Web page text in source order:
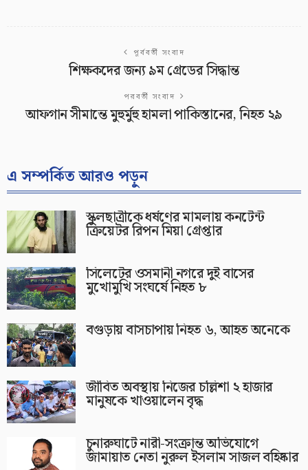
পূর্ববর্তী সংবাদ
শিক্ষকদের জন্য ৯ম গ্রেডের সিদ্ধান্ত
পরবর্তী সংবাদ
আফগান সীমান্তে মুহুর্মুহু হামলা পাকিস্তানের, নিহত ২৯
এ সম্পর্কিত আরও পড়ুন
স্কুলছাত্রীকে ধর্ষণের মামলায় কনটেন্ট
ক্রিয়েটর রিপন মিয়া গ্রেপ্তার
সিলেটের ওসমানী নগরে দুই বাসের
মুখোমুখি সংঘর্ষে নিহত ৮
বগুড়ায় বাসচাপায় নিহত ৬, আহত অনেকে
জীবিত অবস্থায় নিজের চল্লিশা ২ হাজার
মানুষকে খাওয়ালেন বৃদ্ধ
চুনারুঘাটে নারী-সংক্রান্ত অভিযোগে
জামায়াত নেতা নুরুল ইসলাম সাজল বহিষ্কার